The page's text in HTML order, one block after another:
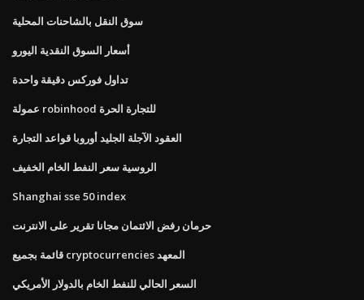
سوق النقل بالشاحنات المحلية
أسعار السوق النقدية اليورو
تداول فوركس دقيقة واحدة
عمولة robinhood للتجارة الحرة
العقود الآجلة الجليد أوروبا قواعد التجارة
الروسية سعر النفط الخام الخفيف
Shanghai sse 50 index
حرمان رفض الائتمان مجانا تقرير على الانترنت
قائمة بجميع cryptocurrencies المعهد
السعر الحالي للنفط الخام بالدولار الأمريكي